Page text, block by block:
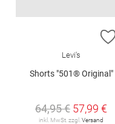
Levi's
Shorts "501® Original"
64,95 € 57,99 €
inkl. MwSt. zzgl. Versand